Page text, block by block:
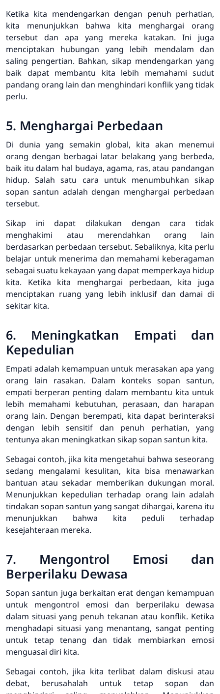
Ketika kita mendengarkan dengan penuh perhatian,
kita menunjukkan bahwa kita menghargai orang
tersebut dan apa yang mereka katakan. Ini juga
menciptakan hubungan yang lebih mendalam dan
saling pengertian. Bahkan, sikap mendengarkan yang
baik dapat membantu kita lebih memahami sudut
pandang orang lain dan menghindari konflik yang tidak
perlu.
5. Menghargai Perbedaan
Di dunia yang semakin global, kita akan menemui
orang dengan berbagai latar belakang yang berbeda,
baik itu dalam hal budaya, agama, ras, atau pandangan
hidup. Salah satu cara untuk menumbuhkan sikap
sopan santun adalah dengan menghargai perbedaan
tersebut.
Sikap ini dapat dilakukan dengan cara tidak
menghakimi atau merendahkan orang lain
berdasarkan perbedaan tersebut. Sebaliknya, kita perlu
belajar untuk menerima dan memahami keberagaman
sebagai suatu kekayaan yang dapat memperkaya hidup
kita. Ketika kita menghargai perbedaan, kita juga
menciptakan ruang yang lebih inklusif dan damai di
sekitar kita.
6. Meningkatkan Empati dan
Kepedulian
Empati adalah kemampuan untuk merasakan apa yang
orang lain rasakan. Dalam konteks sopan santun,
empati berperan penting dalam membantu kita untuk
lebih memahami kebutuhan, perasaan, dan harapan
orang lain. Dengan berempati, kita dapat berinteraksi
dengan lebih sensitif dan penuh perhatian, yang
tentunya akan meningkatkan sikap sopan santun kita.
Sebagai contoh, jika kita mengetahui bahwa seseorang
sedang mengalami kesulitan, kita bisa menawarkan
bantuan atau sekadar memberikan dukungan moral.
Menunjukkan kepedulian terhadap orang lain adalah
tindakan sopan santun yang sangat dihargai, karena itu
menunjukkan bahwa kita peduli terhadap
kesejahteraan mereka.
7. Mengontrol Emosi dan
Berperilaku Dewasa
Sopan santun juga berkaitan erat dengan kemampuan
untuk mengontrol emosi dan berperilaku dewasa
dalam situasi yang penuh tekanan atau konflik. Ketika
menghadapi situasi yang menantang, sangat penting
untuk tetap tenang dan tidak membiarkan emosi
menguasai diri kita.
Sebagai contoh, jika kita terlibat dalam diskusi atau
debat, berusahalah untuk tetap sopan dan